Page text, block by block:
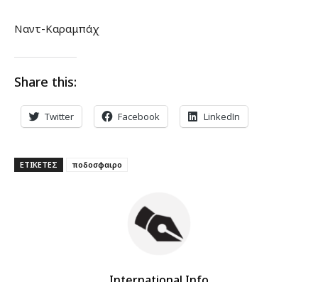
Ναντ-Καραμπάχ
Share this:
Twitter Facebook LinkedIn
ΕΤΙΚΕΤΕΣ ποδοσφαιρο